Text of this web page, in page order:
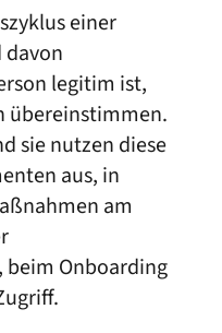
einer
legitim ist,
übereinstimmen.
sie nutzen diese
aus, in
am
Onboarding